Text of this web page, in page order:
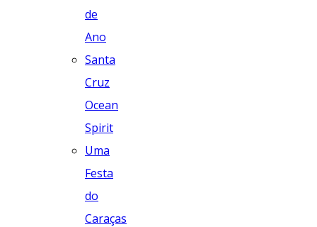
de
Ano
Santa
Cruz
Ocean
Spirit
Uma
Festa
do
Caraças